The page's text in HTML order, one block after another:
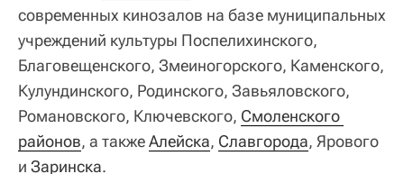
современных кинозалов на базе муниципальных
учреждений культуры Поспелихинского,
Благовещенского, Змеиногорского, Каменского,
Кулундинского, Родинского, Завьяловского,
Романовского, Ключевского, Смоленского
районов, а такжеАлейска, Славгорода, Ярового
и Заринска.